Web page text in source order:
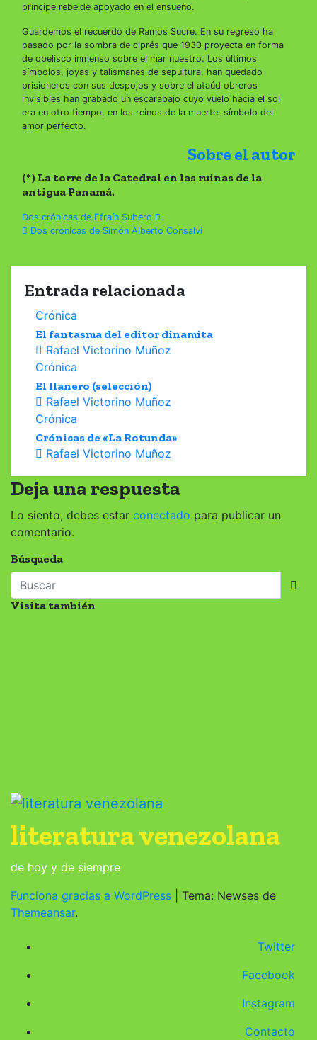
príncipe rebelde apoyado en el ensueño.
Guardemos el recuerdo de Ramos Sucre. En su regreso ha
pasado por la sombra de ciprés que 1930 proyecta en forma
de obelisco inmenso sobre el mar nuestro. Los últimos
símbolos, joyas y talismanes de sepultura, han quedado
prisioneros con sus despojos y sobre el ataúd obreros
invisibles han grabado un escarabajo cuyo vuelo hacia el sol
era en otro tiempo, en los reinos de la muerte, símbolo del
amor perfecto.
Sobre el autor
(*) La torre de la Catedral en las ruinas de la
antigua Panamá.
Navegación
entradas
Dos crónicas de Efraín Subero
Dos crónicas de Simón Alberto Consalvi
Entrada relacionada
Crónica
El fantasma del editor dinamita
Rafael Victorino Muñoz
Crónica
El llanero (selección)
Rafael Victorino Muñoz
Crónica
Crónicas de «La Rotunda»
Rafael Victorino Muñoz
Deja una respuesta
Lo siento, debes estar conectado para publicar un
comentario.
Búsqueda
Visita también
literatura venezolana
de hoy y de siempre
Funciona gracias a WordPress
Tema: Newses de
Themeansar.
Twitter
Facebook
Instagram
Contacto